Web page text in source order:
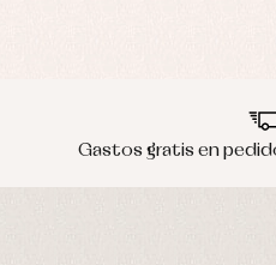
Gastos gratis en